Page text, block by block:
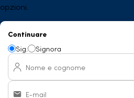
opzioni.
Continuare
Sig.
Signora
Nome e cognome
E-mail